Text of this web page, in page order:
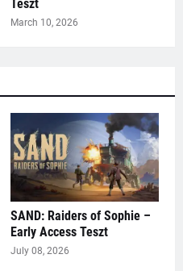
Teszt
March 10, 2026
SAND: Raiders of Sophie –
Early Access Teszt
July 08, 2026